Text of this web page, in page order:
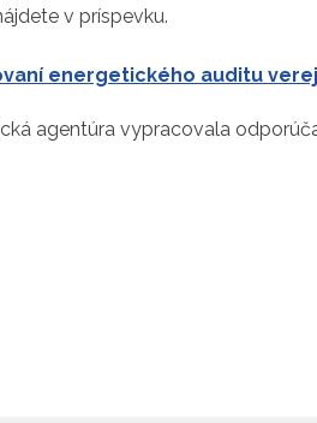
v príspevku.
energetického auditu
agentúra vypracovala